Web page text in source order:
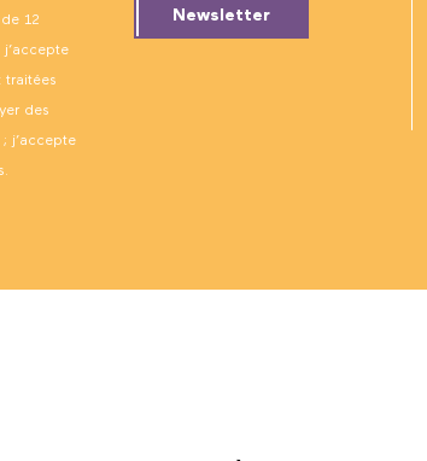
12
traitées
des
j’accepte
.
Newsletter